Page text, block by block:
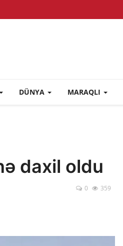
DÜNYA MARAQLI
daxil oldu
0 359